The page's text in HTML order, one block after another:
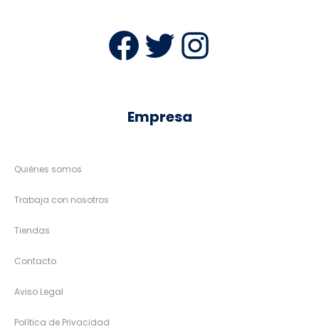
Facebook
Twitter
Empresa
Quiénes somos
Trabaja con nosotros
Tiendas
Contacto
Aviso Legal
Política de Privacidad